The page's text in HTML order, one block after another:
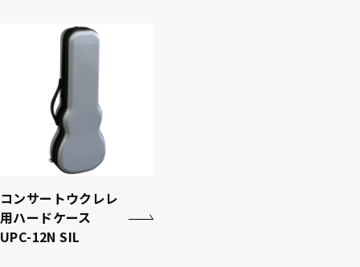
コンサートウクレレ
用ハードケース
UPC-12N SIL